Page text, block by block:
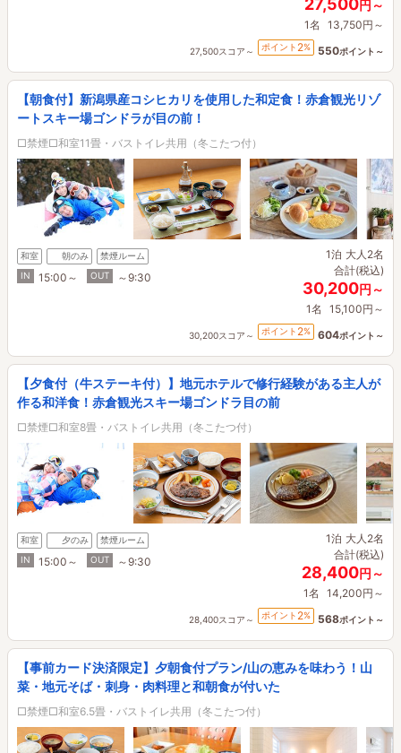
円～
1名 13,750円～
27,500スコア～ ポイント 2% 550ポイント～
【朝食付】新潟県産コシヒカリを使用した和定食！赤倉観光リゾ
ートスキー場ゴンドラが目の前！
□禁煙□和室11畳・バストイレ共用（冬こたつ付）
和室 朝のみ
禁煙ルーム
IN
15:00～ OUT ～9:30
1泊 大人2名
合計(税込)
30,200円～
1名 15,100円～
30,200スコア～ ポイント 2% 604ポイント～
【夕食付（牛ステーキ付）】地元ホテルで修行経験がある主人が
作る和洋食！赤倉観光スキー場ゴンドラ目の前
□禁煙□和室8畳・バストイレ共用（冬こたつ付）
和室 夕のみ
禁煙ルーム
IN
15:00～ OUT ～9:30
1泊 大人2名
合計(税込)
28,400円～
1名 14,200円～
28,400スコア～ ポイント 2% 568ポイント～
【事前カード決済限定】夕朝食付プラン/山の恵みを味わう！山
菜・地元そば・刺身・肉料理と和朝食が付いた
□禁煙□和室6.5畳・バストイレ共用（冬こたつ付）